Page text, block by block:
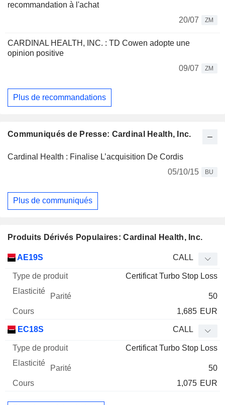
recommandation à l'achat
20/07
ZM
CARDINAL HEALTH, INC. : TD Cowen adopte une
opinion positive
09/07
ZM
Plus de recommandations
Communiqués de Presse: Cardinal Health, Inc.
Cardinal Health : Finalise L’acquisition De Cordis
05/10/15
BU
Plus de communiqués
Produits Dérivés Populaires: Cardinal Health, Inc.
Mnemo Type produit
Parité Cours
AE19S CALL
Certificat Turbo Stop Loss
50
1,685 EUR
EC18S CALL
Certificat Turbo Stop Loss
50
1,075 EUR